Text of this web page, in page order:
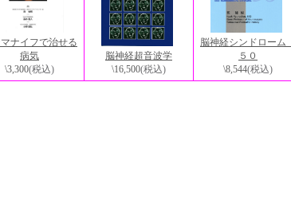
ナイフで治せる
病気
\3,300(税込)
脳神経超音波学
\16,500(税込)
脳神経シンドローム
５０
\8,544(税込)